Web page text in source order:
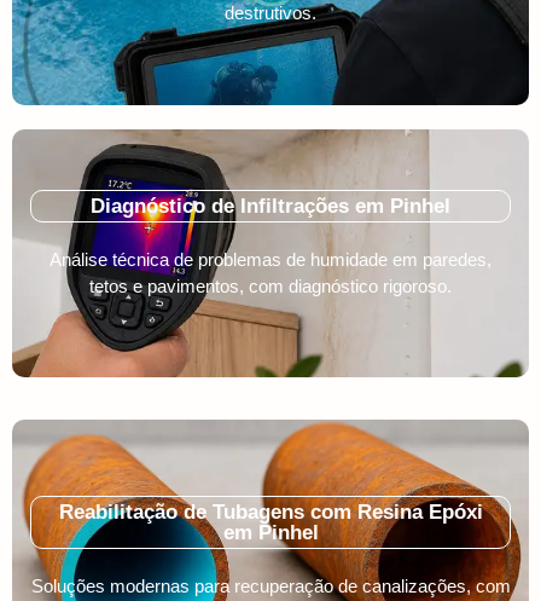
destrutivos.
Diagnóstico de Infiltrações em Pinhel
Análise técnica de problemas de humidade em paredes,
tetos e pavimentos, com diagnóstico rigoroso.
Reabilitação de Tubagens com Resina Epóxi
em Pinhel
Soluções modernas para recuperação de canalizações, com